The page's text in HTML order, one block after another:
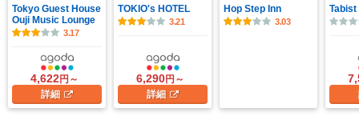
Tokyo Guest House
Ouji Music Lounge
3.17
4,622円～
詳細
TOKIO's HOTEL
3.21
6,290円～
詳細
Hop Step Inn
3.03
Tabist